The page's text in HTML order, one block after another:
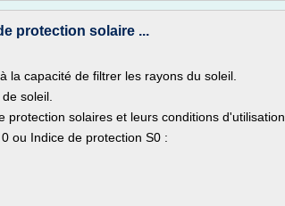
protection solaire ...
capacité de filtrer les rayons du soleil.
soleil.
solaires et leurs conditions d'utilisation.
ou Indice de protection S0 :